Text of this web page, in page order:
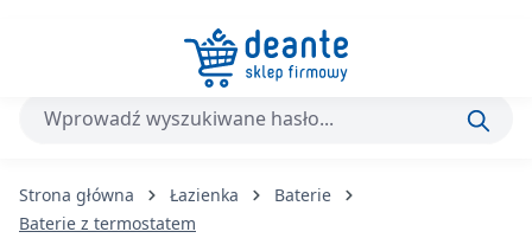
Przejdź do głównej zawartości
Strona główna Łazienka
Baterie
Baterie z termostatem